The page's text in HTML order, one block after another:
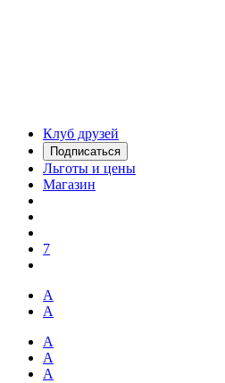
Клуб друзей
Подписаться
Льготы и цены
Магазин
7
А
А
А
А
А